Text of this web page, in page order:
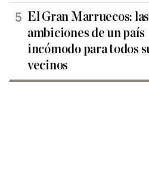
El Gran Marruecos: las
ambiciones de un país
incómodo para todos
vecinos